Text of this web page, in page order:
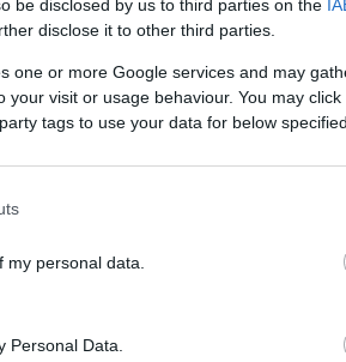
be disclosed by us to third parties on the
disclose it to other third parties.
one or more Google services and may
your visit or usage behaviour. You may
tags to use your data for below
personal data.
Personal Data.
ΠΟΛΙΤΙΚΗ
Κλιματικής Κρίσης
ευθύνες στους πολίτες με
οικοπέδων